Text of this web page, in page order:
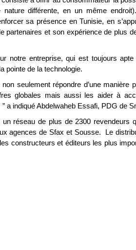
différente, en un même
sa présence en Tunisie, en
partenaires et son expérience de plus
notre entreprise, qui est toujours
pointe de la technologie.
seulement répondre d’une manière
globales mais aussi les aider à
a indiqué Abdelwaheb Essafi, PDG de
réseau de plus de 2300 revendeurs
agences de Sfax et Sousse. Le
constructeurs et éditeurs les plus